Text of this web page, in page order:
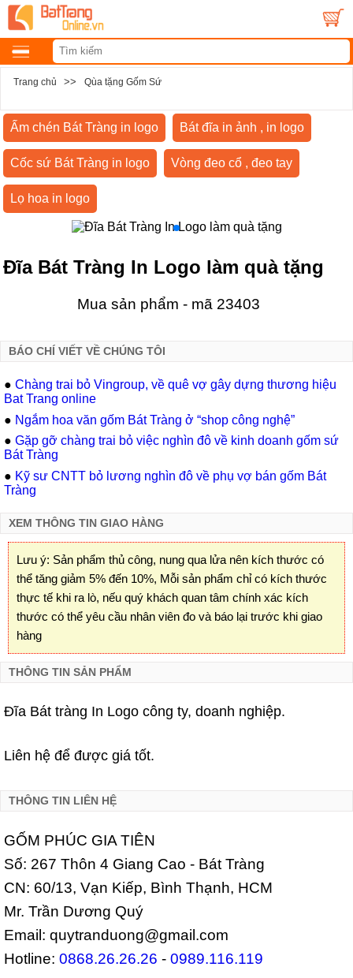
Trang chủ >> Qùa tặng Gốm Sứ
Ấm chén Bát Tràng in logo Bát đĩa in ảnh , in logo
Cốc sứ Bát Tràng in logo Vòng đeo cổ , đeo tay
Lọ hoa in logo
Đĩa Bát Tràng In Logo làm quà tặng
Mua sản phẩm - mã 23403
BÁO CHÍ VIẾT VỀ CHÚNG TÔI
● Chàng trai bỏ Vingroup, về quê vợ gây dựng thương hiệu
Bat Trang online
● Ngắm hoa văn gốm Bát Tràng ở “shop công nghệ”
● Gặp gỡ chàng trai bỏ việc nghìn đô về kinh doanh gốm sứ
Bát Tràng
● Kỹ sư CNTT bỏ lương nghìn đô về phụ vợ bán gốm Bát
Tràng
XEM THÔNG TIN GIAO HÀNG
Lưu ý: Sản phẩm thủ công, nung qua lửa nên kích thước có
thể tăng giảm 5% đến 10%, Mỗi sản phẩm chỉ có kích thước
thực tế khi ra lò, nếu quý khách quan tâm chính xác kích
thước có thể yêu cầu nhân viên đo và báo lại trước khi giao
hàng
THÔNG TIN SẢN PHẨM
Đĩa Bát tràng In Logo công ty, doanh nghiệp.
Liên hệ để được giá tốt.
THÔNG TIN LIÊN HỆ
GỐM PHÚC GIA TIÊN
Số: 267 Thôn 4 Giang Cao - Bát Tràng
CN: 60/13, Vạn Kiếp, Bình Thạnh, HCM
Mr. Trần Dương Quý
Email: quytranduong@gmail.com
Hotline: 0868.26.26.26 - 0989.116.119